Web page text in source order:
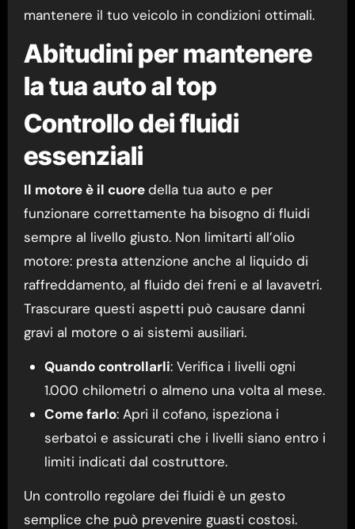
mantenere il tuo veicolo in condizioni ottimali.
Abitudini per mantenere
la tua auto al top
Controllo dei fluidi
essenziali
Il motore è il cuoredella tua auto e per
funzionare correttamente ha bisogno di fluidi
sempre al livello giusto. Non limitarti all’olio
motore: presta attenzione anche al liquido di
raffreddamento, al fluido dei freni e al lavavetri.
Trascurare questi aspetti può causare danni
gravi al motore o ai sistemi ausiliari.
Quando controllarli: Verifica i livelli ogni
1.000 chilometri o almeno una volta al mese.
Come farlo: Apri il cofano, ispeziona i
serbatoi e assicurati che i livelli siano entro i
limiti indicati dal costruttore.
Un controllo regolare dei fluidi è un gesto
semplice che può prevenire guasti costosi.